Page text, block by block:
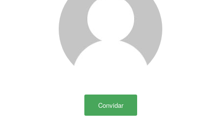
Convidar